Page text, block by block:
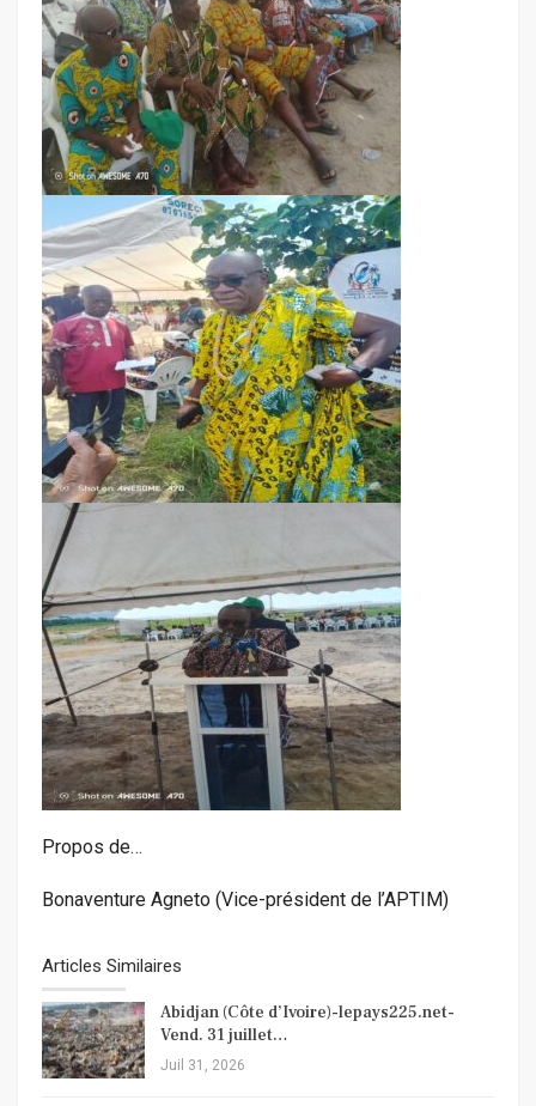
Propos de…
Bonaventure Agneto (Vice-président de l’APTIM)
Articles Similaires
Abidjan (Côte d’Ivoire)-lepays225.net-
Vend. 31 juillet…
Juil 31, 2026